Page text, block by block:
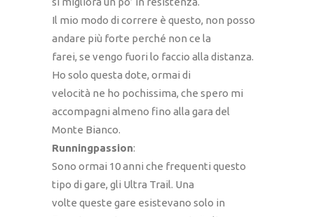
Il mio modo di correre è questo, non posso
andare più forte perché non ce la
farei, se vengo fuori lo faccio alla distanza.
Ho solo questa dote, ormai di
velocità ne ho pochissima, che spero mi
accompagni almeno fino alla gara del
Monte Bianco.
Runningpassion:
Sono ormai 10 anni che frequenti questo
tipo di gare, gli Ultra Trail. Una
volte queste gare esistevano solo in